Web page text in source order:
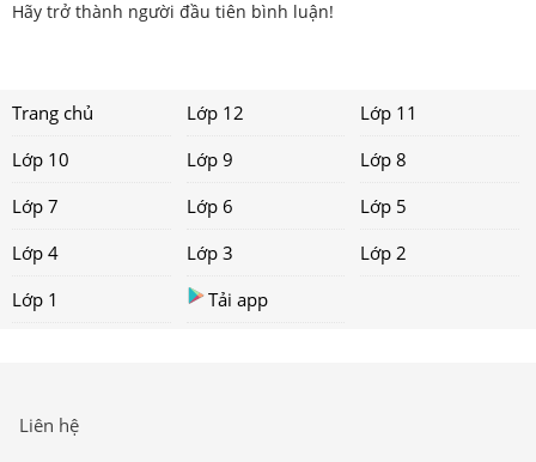
Hãy trở thành người đầu tiên bình luận!
Trang chủ Lớp 12
Lớp 11
Lớp 10
Lớp 9
Lớp 8
Lớp 7
Lớp 6
Lớp 5
Lớp 4
Lớp 3
Lớp 2
Lớp 1
Tải app
Liên hệ